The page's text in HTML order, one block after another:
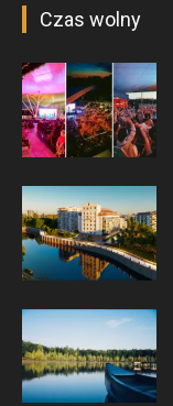
Czas wolny